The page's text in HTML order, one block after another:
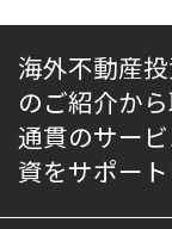
海外不動産
のご紹介か
通貫のサー
資をサポート